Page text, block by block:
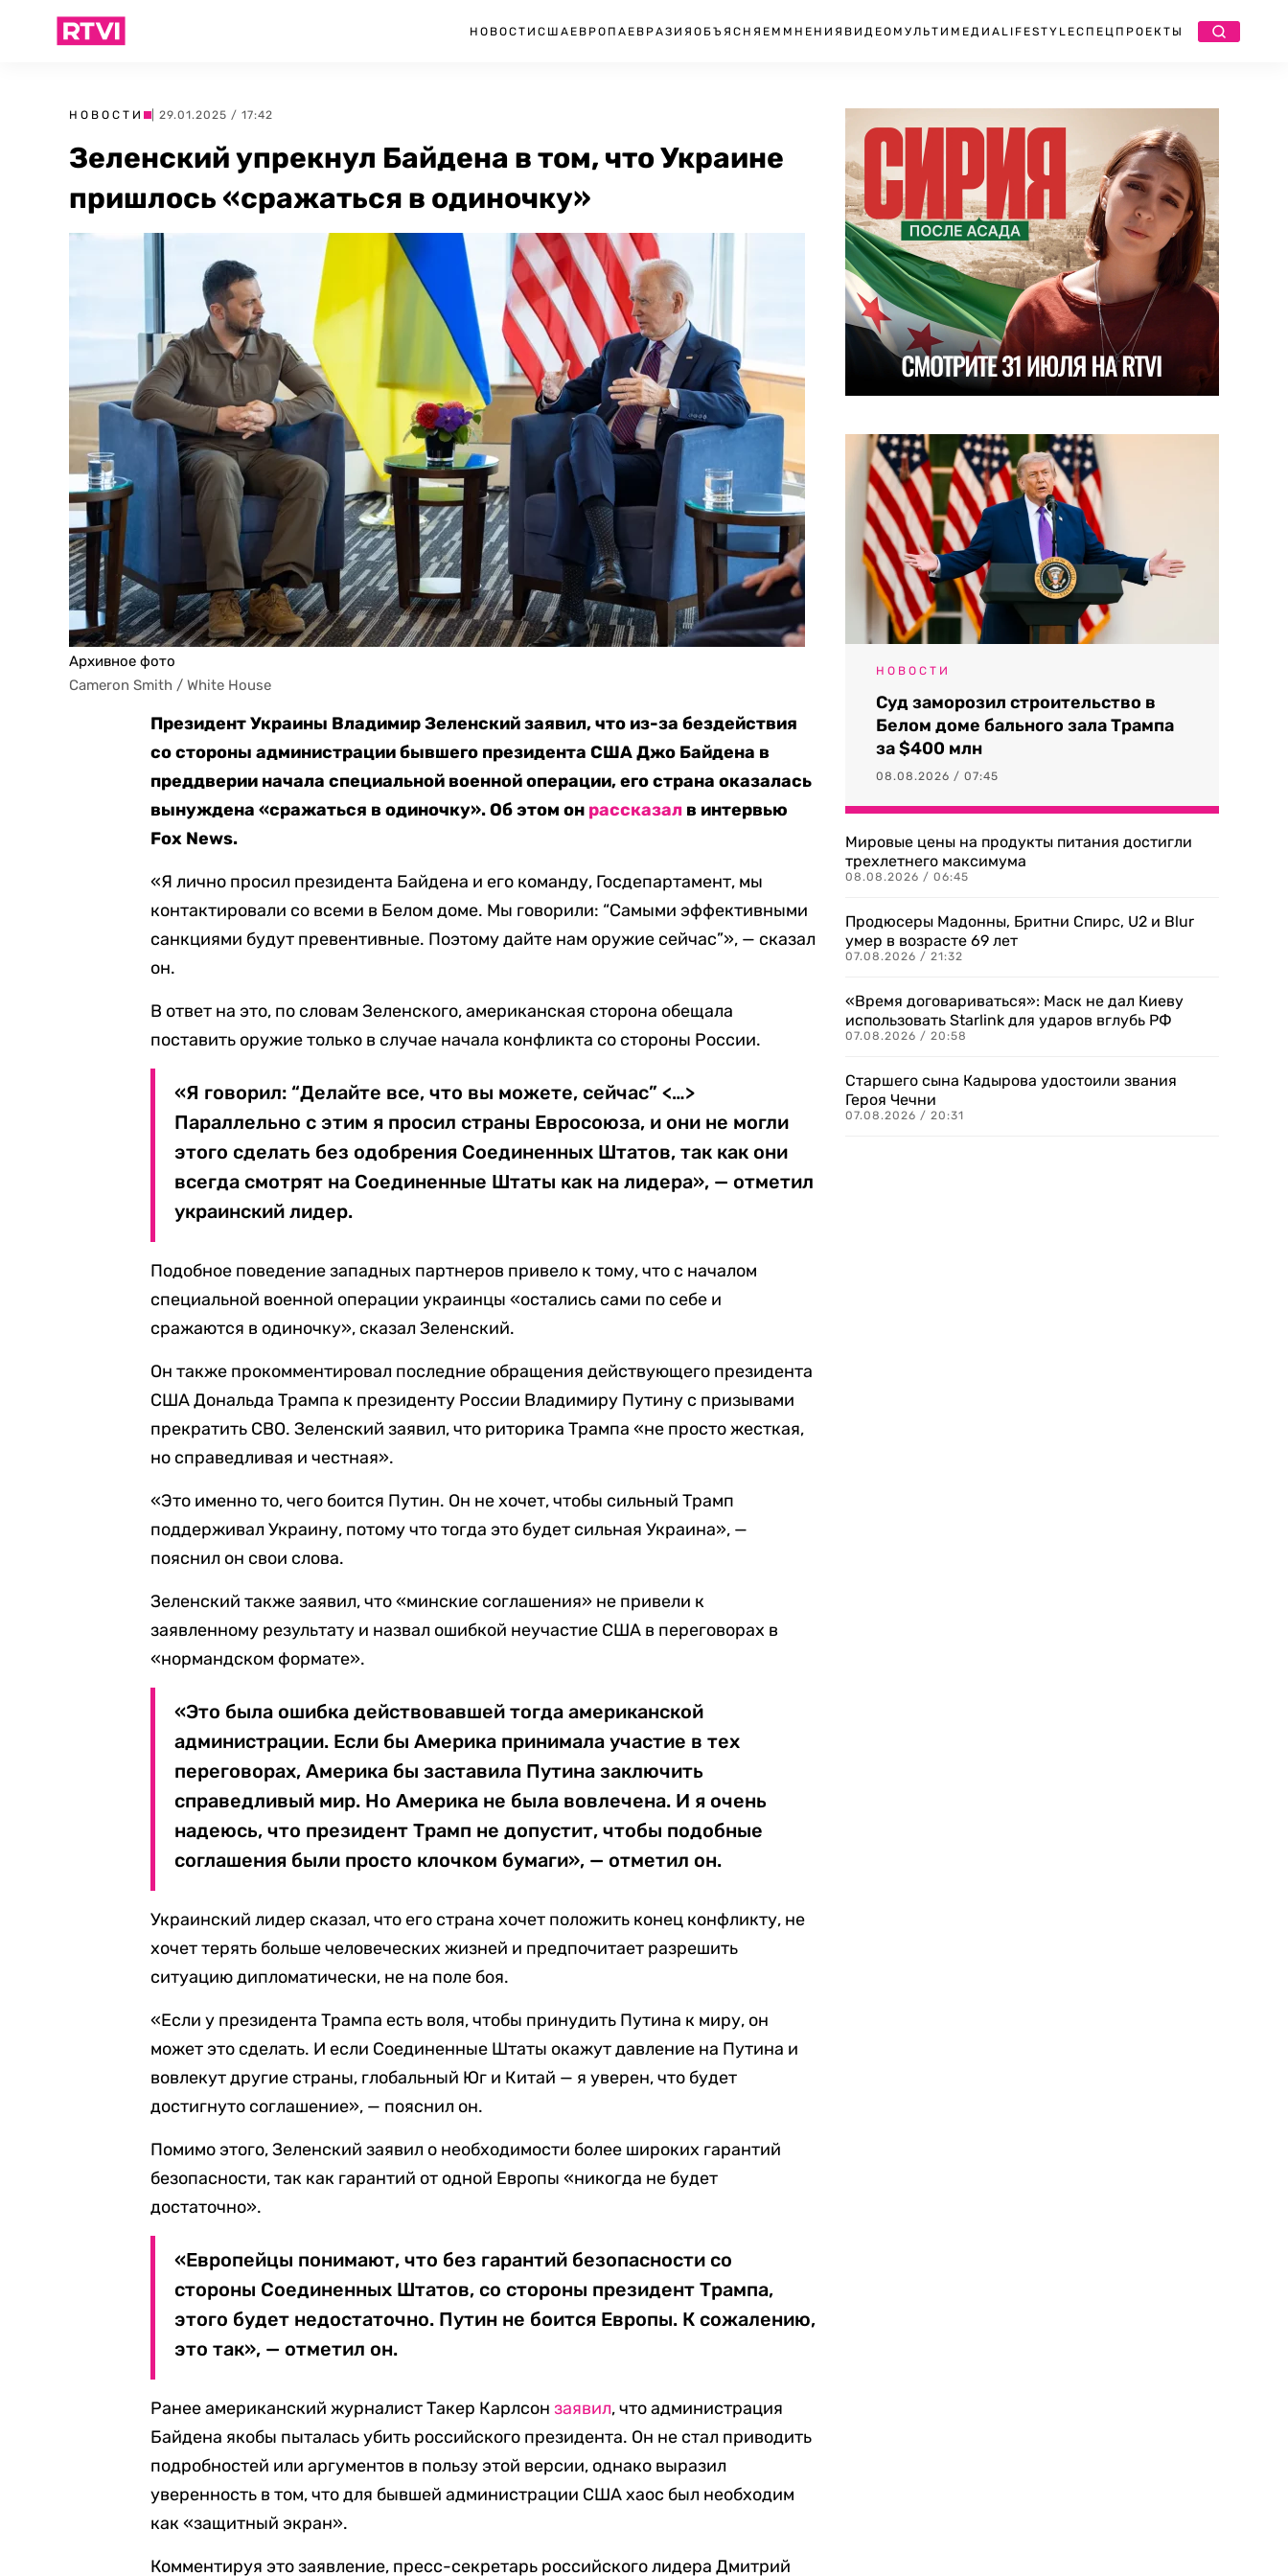
НОВОСТИ США ЕВРОПА ЕВРАЗИЯ ОБЪЯСНЯЕМ МНЕНИЯ ВИДЕО МУЛЬТИМЕДИА LIFESTYLEСПЕЦПРОЕКТЫ
НОВОСТИ | 29.01.2025 / 17:42
Зеленский упрекнул Байдена в том, что Украине
пришлось «сражаться в одиночку»
Архивное фото
Cameron Smith / White House
Президент Украины Владимир Зеленский заявил, что из-за бездействия
со стороны администрации бывшего президента США Джо Байдена в
преддверии начала специальной военной операции, его страна оказалась
вынуждена «сражаться в одиночку». Об этом он рассказал в интервью
Fox News.
«Я лично просил президента Байдена и его команду, Госдепартамент, мы
контактировали со всеми в Белом доме. Мы говорили: “Самыми эффективными
санкциями будут превентивные. Поэтому дайте нам оружие сейчас”», — сказал
он.
В ответ на это, по словам Зеленского, американская сторона обещала
поставить оружие только в случае начала конфликта со стороны России.
«Я говорил: “Делайте все, что вы можете, сейчас” <…>
Параллельно с этим я просил страны Евросоюза, и они не могли
этого сделать без одобрения Соединенных Штатов, так как они
всегда смотрят на Соединенные Штаты как на лидера», — отметил
украинский лидер.
Подобное поведение западных партнеров привело к тому, что с началом
специальной военной операции украинцы «остались сами по себе и
сражаются в одиночку», сказал Зеленский.
Он также прокомментировал последние обращения действующего президента
США Дональда Трампа к президенту России Владимиру Путину с призывами
прекратить СВО. Зеленский заявил, что риторика Трампа «не просто жесткая,
но справедливая и честная».
«Это именно то, чего боится Путин. Он не хочет, чтобы сильный Трамп
поддерживал Украину, потому что тогда это будет сильная Украина», —
пояснил он свои слова.
Зеленский также заявил, что «минские соглашения» не привели к
заявленному результату и назвал ошибкой неучастие США в переговорах в
«нормандском формате».
«Это была ошибка действовавшей тогда американской
администрации. Если бы Америка принимала участие в тех
переговорах, Америка бы заставила Путина заключить
справедливый мир. Но Америка не была вовлечена. И я очень
надеюсь, что президент Трамп не допустит, чтобы подобные
соглашения были просто клочком бумаги», — отметил он.
Украинский лидер сказал, что его страна хочет положить конец конфликту, не
хочет терять больше человеческих жизней и предпочитает разрешить
ситуацию дипломатически, не на поле боя.
«Если у президента Трампа есть воля, чтобы принудить Путина к миру, он
может это сделать. И если Соединенные Штаты окажут давление на Путина и
вовлекут другие страны, глобальный Юг и Китай — я уверен, что будет
достигнуто соглашение», — пояснил он.
Помимо этого, Зеленский заявил о необходимости более широких гарантий
безопасности, так как гарантий от одной Европы «никогда не будет
достаточно».
«Европейцы понимают, что без гарантий безопасности со
стороны Соединенных Штатов, со стороны президент Трампа,
этого будет недостаточно. Путин не боится Европы. К сожалению,
это так», — отметил он.
Ранее американский журналист Такер Карлсонзаявил, что администрация
Байдена якобы пыталась убить российского президента. Он не стал приводить
подробностей или аргументов в пользу этой версии, однако выразил
уверенность в том, что для бывшей администрации США хаос был необходим
как «защитный экран».
Комментируя это заявление, пресс-секретарь российского лидера Дмитрий
НОВОСТИ
Суд заморозил строительство в
Белом доме бального зала Трампа
за $400 млн
08.08.2026 / 07:45
Мировые цены на продукты питания достигли
трехлетнего максимума
08.08.2026 / 06:45
Продюсеры Мадонны, Бритни Спирс, U2 и Blur
умер в возрасте 69 лет
07.08.2026 / 21:32
«Время договариваться»: Маск не дал Киеву
использовать Starlink для ударов вглубь РФ
07.08.2026 / 20:58
Старшего сына Кадырова удостоили звания
Героя Чечни
07.08.2026 / 20:31